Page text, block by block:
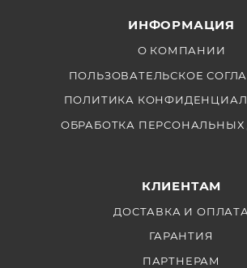
ИНФОРМАЦИЯ
О КОМПАНИИ
ПОЛЬЗОВАТЕЛЬСКОЕ
ПОЛИТИКА
ОБРАБОТКА
КЛИЕНТАМ
ДОСТАВКА И ОПЛАТА
ГАРАНТИЯ
ПАРТНЕРАМ